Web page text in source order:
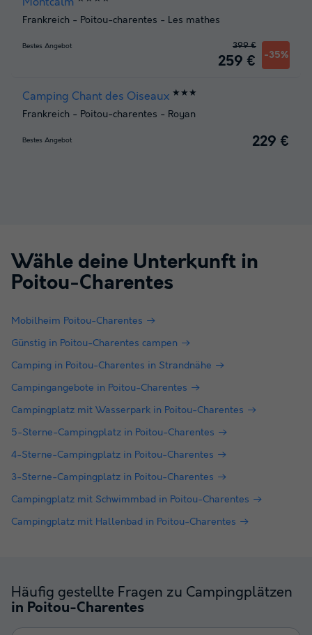
Frankreich - Poitou-charentes - Les mathes
Bestes Angebot
259 € -35%
399 €
Camping Chant des Oiseaux ★★★
Frankreich - Poitou-charentes - Royan
Bestes Angebot 229 €
Wähle deine Unterkunft in
Poitou-Charentes
Mobilheim Poitou-Charentes
Günstig in Poitou-Charentes campen
Camping in Poitou-Charentes in Strandnähe
Campingangebote in Poitou-Charentes
Campingplatz mit Wasserpark in Poitou-Charentes
5-Sterne-Campingplatz in Poitou-Charentes
4-Sterne-Campingplatz in Poitou-Charentes
3-Sterne-Campingplatz in Poitou-Charentes
Campingplatz mit Schwimmbad in Poitou-Charentes
Campingplatz mit Hallenbad in Poitou-Charentes
Häufig gestellte Fragen zu Campingplätzen
in Poitou-Charentes